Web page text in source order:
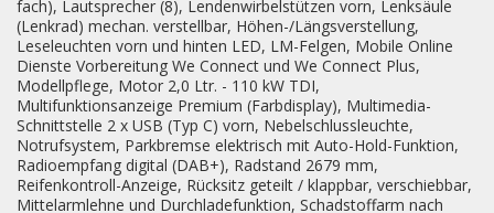
fach), Lautsprecher (8), Lendenwirbelstützen vorn, Lenksäule
(Lenkrad) mechan. verstellbar, Höhen-/Längsverstellung,
Leseleuchten vorn und hinten LED, LM-Felgen, Mobile Online
Dienste Vorbereitung We Connect und We Connect Plus,
Modellpflege, Motor 2,0 Ltr. - 110 kW TDI,
Multifunktionsanzeige Premium (Farbdisplay), Multimedia-
Schnittstelle 2 x USB (Typ C) vorn, Nebelschlussleuchte,
Notrufsystem, Parkbremse elektrisch mit Auto-Hold-Funktion,
Radioempfang digital (DAB+), Radstand 2679 mm,
Reifenkontroll-Anzeige, Rücksitz geteilt / klappbar, verschiebbar,
Mittelarmlehne und Durchladefunktion, Schadstoffarm nach